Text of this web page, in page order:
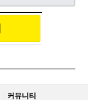
커뮤니티